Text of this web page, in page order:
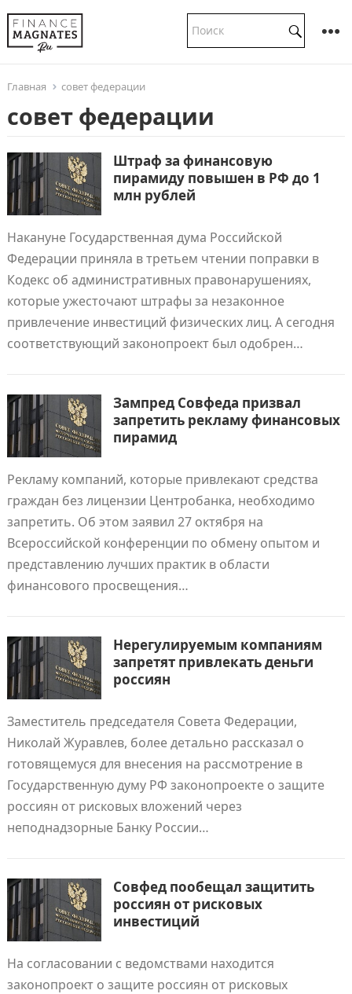
Главная совет федерации
совет федерации
Штраф за финансовую
пирамиду повышен в РФ до 1
млн рублей
Накануне Государственная дума Российской
Федерации приняла в третьем чтении поправки в
Кодекс об административных правонарушениях,
которые ужесточают штрафы за незаконное
привлечение инвестиций физических лиц. А сегодня
соответствующий законопроект был одобрен…
Зампред Совфеда призвал
запретить рекламу финансовых
пирамид
Рекламу компаний, которые привлекают средства
граждан без лицензии Центробанка, необходимо
запретить. Об этом заявил 27 октября на
Всероссийской конференции по обмену опытом и
представлению лучших практик в области
финансового просвещения…
Нерегулируемым компаниям
запретят привлекать деньги
россиян
Заместитель председателя Совета Федерации,
Николай Журавлев, более детально рассказал о
готовящемуся для внесения на рассмотрение в
Государственную думу РФ законопроекте о защите
россиян от рисковых вложений через
неподнадзорные Банку России…
Совфед пообещал защитить
россиян от рисковых
инвестиций
На согласовании с ведомствами находится
законопроект о защите россиян от рисковых